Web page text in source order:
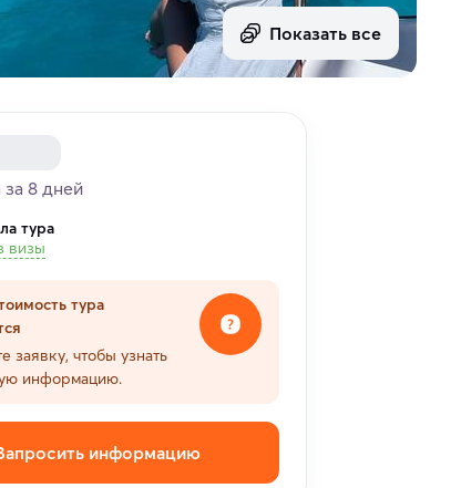
Показать все
за 8 дней
тура
визы
тура
заявку, чтобы узнать
информацию.
информацию